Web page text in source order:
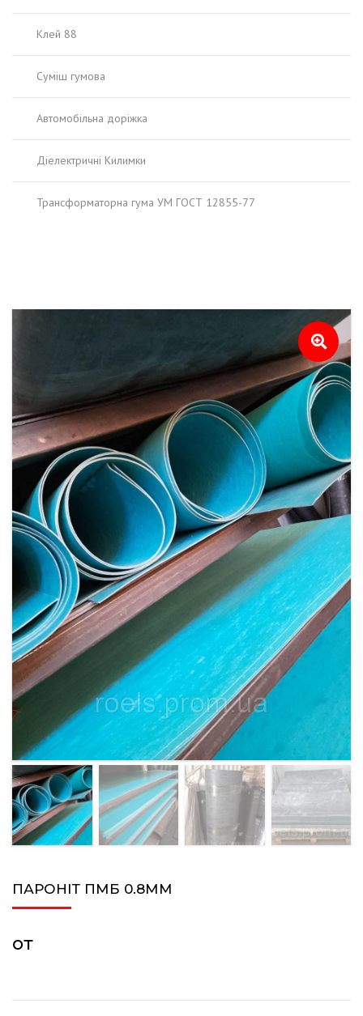
Клей 88
Суміш гумова
Автомобільна доріжка
Діелектричні Килимки
Трансформаторна гума УМ ГОСТ 12855-77
ПАРОНІТ ПМБ 0.8ММ